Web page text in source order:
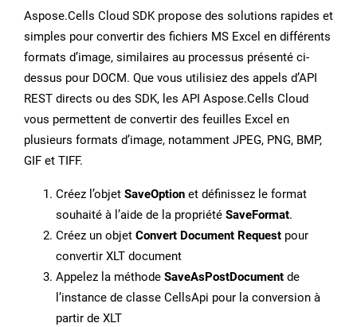
Aspose.Cells Cloud SDK propose des solutions rapides et
simples pour convertir des fichiers MS Excel en différents
formats d’image, similaires au processus présenté ci-
dessus pour DOCM. Que vous utilisiez des appels d’API
REST directs ou des SDK, les API Aspose.Cells Cloud
vous permettent de convertir des feuilles Excel en
plusieurs formats d’image, notamment JPEG, PNG, BMP,
GIF et TIFF.
Créez l’objet SaveOption et définissez le format
souhaité à l’aide de la propriété SaveFormat.
Créez un objet Convert Document Request pour
convertir XLT document
Appelez la méthode SaveAsPostDocument de
l’instance de classe CellsApi pour la conversion à
partir de XLT